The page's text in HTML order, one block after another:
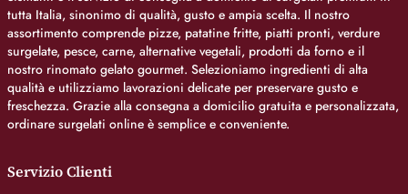
tutta Italia, sinonimo di qualità, gusto e ampia scelta. Il nostro
assortimento comprende pizze, patatine fritte, piatti pronti, verdure
surgelate, pesce, carne, alternative vegetali, prodotti da forno e il
nostro rinomato gelato gourmet. Selezioniamo ingredienti di alta
qualità e utilizziamo lavorazioni delicate per preservare gusto e
freschezza. Grazie alla consegna a domicilio gratuita e personalizzata,
ordinare surgelati online è semplice e conveniente.
Servizio Clienti